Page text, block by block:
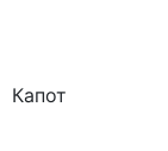
Капот